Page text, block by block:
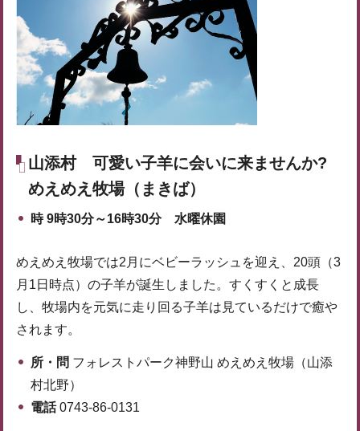
山添村 可愛い子羊に会いに来ませんか?
めえめえ牧場（まきば）
時 9時30分～16時30分 水曜休園
めえめえ牧場では2月にベビーラッシュを迎え、20頭（3
月1日時点）の子羊が誕生しました。すくすくと成長
し、牧場内を元気に走り回る子羊は見ているだけで癒や
されます。
所・問 フォレストパーク神野山 めえめえ牧場（山添
村北野）
電話0743-86-0131